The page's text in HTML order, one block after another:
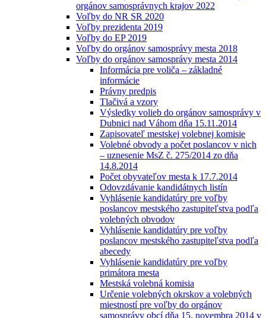
orgánov samosprávnych krajov 2022
Voľby do NR SR 2020
Voľby prezidenta 2019
Voľby do EP 2019
Voľby do orgánov samosprávy mesta 2018
Voľby do orgánov samosprávy mesta 2014
Informácia pre voliča – základné
informácie
Právny predpis
Tlačivá a vzory
Výsledky volieb do orgánov samosprávy v
Dubnici nad Váhom dňa 15.11.2014
Zapisovateľ mestskej volebnej komisie
Volebné obvody a počet poslancov v nich
– uznesenie MsZ č. 275/2014 zo dňa
14.8.2014
Počet obyvateľov mesta k 17.7.2014
Odovzdávanie kandidátnych listín
Vyhlásenie kandidatúry pre voľby
poslancov mestského zastupiteľstva podľa
volebných obvodov
Vyhlásenie kandidatúry pre voľby
poslancov mestského zastupiteľstva podľa
abecedy
Vyhlásenie kandidatúry pre voľby
primátora mesta
Mestská volebná komisia
Určenie volebných okrskov a volebných
miestností pre voľby do orgánov
samosprávy obcí dňa 15. novembra 2014 v